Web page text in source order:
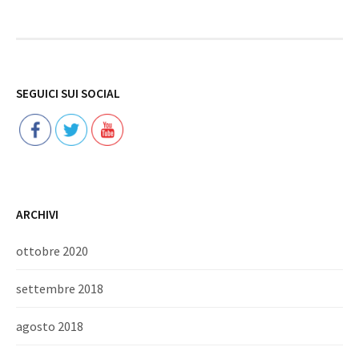
SEGUICI SUI SOCIAL
ARCHIVI
ottobre 2020
settembre 2018
agosto 2018